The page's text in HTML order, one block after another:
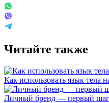
Читайте также
Как использовать язык тела
Личный бренд — первый шаг